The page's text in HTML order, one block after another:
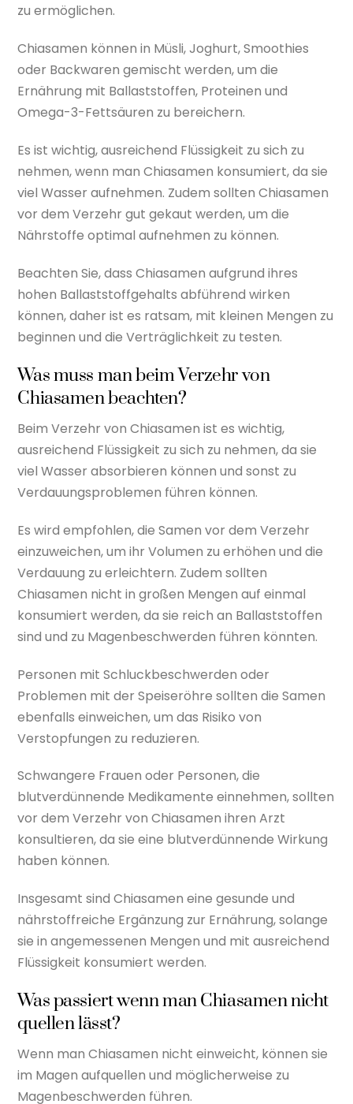
zu ermöglichen.
Chiasamen können in Müsli, Joghurt, Smoothies
oder Backwaren gemischt werden, um die
Ernährung mit Ballaststoffen, Proteinen und
Omega-3-Fettsäuren zu bereichern.
Es ist wichtig, ausreichend Flüssigkeit zu sich zu
nehmen, wenn man Chiasamen konsumiert, da sie
viel Wasser aufnehmen. Zudem sollten Chiasamen
vor dem Verzehr gut gekaut werden, um die
Nährstoffe optimal aufnehmen zu können.
Beachten Sie, dass Chiasamen aufgrund ihres
hohen Ballaststoffgehalts abführend wirken
können, daher ist es ratsam, mit kleinen Mengen zu
beginnen und die Verträglichkeit zu testen.
Was muss man beim Verzehr von
Chiasamen beachten?
Beim Verzehr von Chiasamen ist es wichtig,
ausreichend Flüssigkeit zu sich zu nehmen, da sie
viel Wasser absorbieren können und sonst zu
Verdauungsproblemen führen können.
Es wird empfohlen, die Samen vor dem Verzehr
einzuweichen, um ihr Volumen zu erhöhen und die
Verdauung zu erleichtern. Zudem sollten
Chiasamen nicht in großen Mengen auf einmal
konsumiert werden, da sie reich an Ballaststoffen
sind und zu Magenbeschwerden führen könnten.
Personen mit Schluckbeschwerden oder
Problemen mit der Speiseröhre sollten die Samen
ebenfalls einweichen, um das Risiko von
Verstopfungen zu reduzieren.
Schwangere Frauen oder Personen, die
blutverdünnende Medikamente einnehmen, sollten
vor dem Verzehr von Chiasamen ihren Arzt
konsultieren, da sie eine blutverdünnende Wirkung
haben können.
Insgesamt sind Chiasamen eine gesunde und
nährstoffreiche Ergänzung zur Ernährung, solange
sie in angemessenen Mengen und mit ausreichend
Flüssigkeit konsumiert werden.
Was passiert wenn man Chiasamen nicht
quellen lässt?
Wenn man Chiasamen nicht einweicht, können sie
im Magen aufquellen und möglicherweise zu
Magenbeschwerden führen.